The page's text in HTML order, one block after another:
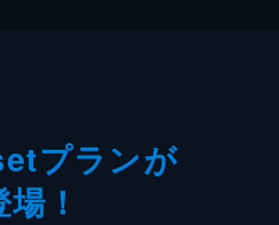
プランが
！